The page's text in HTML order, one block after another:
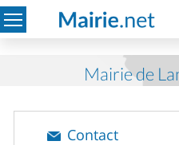
Mairie de
Contact